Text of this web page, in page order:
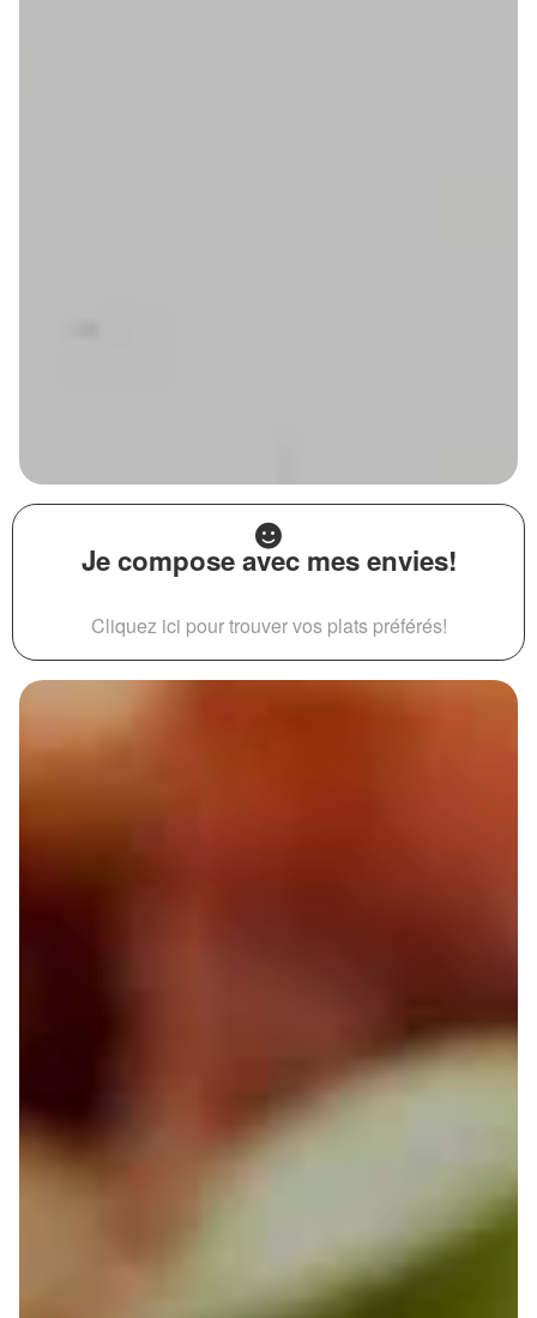
Je compose avec mes envies!
Cliquez ici pour trouver vos plats préférés!